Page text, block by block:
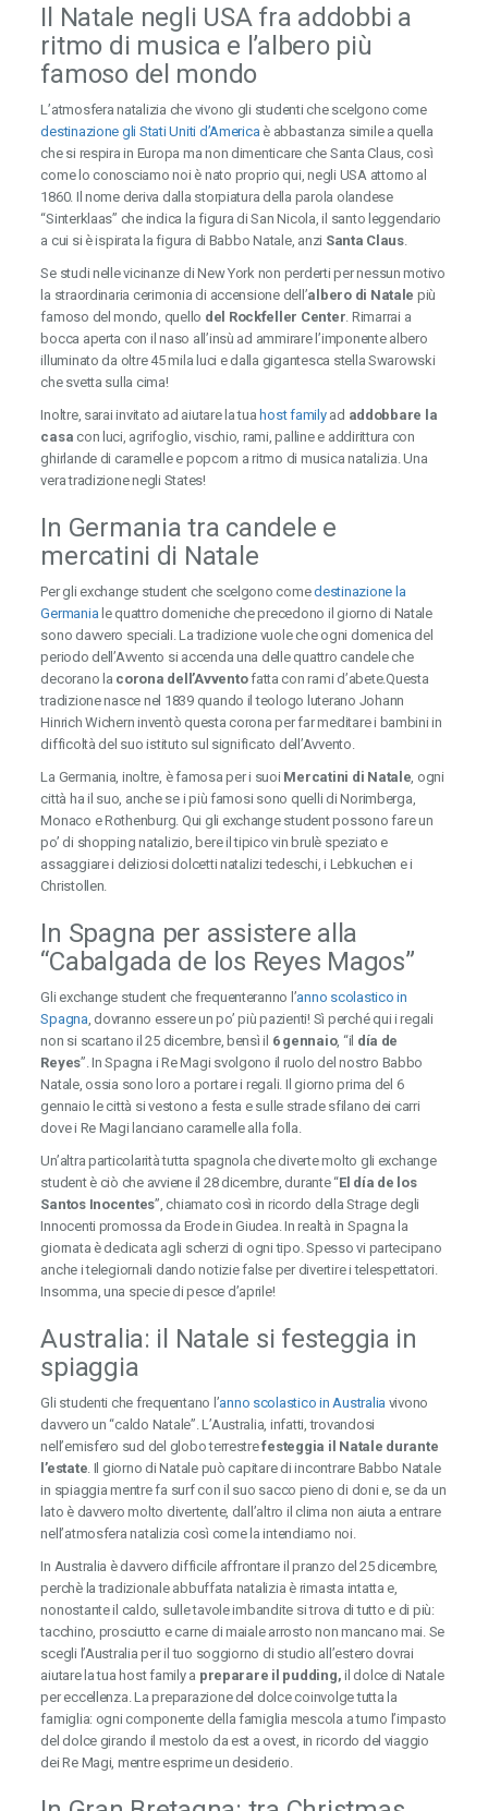
Il Natale negli USA fra addobbi a
ritmo di musica e l’albero più
famoso del mondo
L’atmosfera natalizia che vivono gli studenti che scelgono come
destinazione gli Stati Uniti d’America è abbastanza simile a quella
che si respira in Europa ma non dimenticare che Santa Claus, così
come lo conosciamo noi è nato proprio qui, negli USA attorno al
1860. Il nome deriva dalla storpiatura della parola olandese
“Sinterklaas” che indica la figura di San Nicola, il santo leggendario
a cui si è ispirata la figura di Babbo Natale, anzi Santa Claus.
Se studi nelle vicinanze di New York non perderti per nessun motivo
la straordinaria cerimonia di accensione dell’albero di Natale più
famoso del mondo, quello del Rockfeller Center . Rimarrai a
bocca aperta con il naso all’insù ad ammirare l’imponente albero
illuminato da oltre 45 mila luci e dalla gigantesca stella Swarowski
che svetta sulla cima!
Inoltre, sarai invitato ad aiutare la tua host familyad addobbare la
casacon luci, agrifoglio, vischio, rami, palline e addirittura con
ghirlande di caramelle e popcorn a ritmo di musica natalizia. Una
vera tradizione negli States!
In Germania tra candele e
mercatini di Natale
Per gli exchange student che scelgono comedestinazione la
Germania le quattro domeniche che precedono il giorno di Natale
sono davvero speciali. La tradizione vuole che ogni domenica del
periodo dell’Avvento si accenda una delle quattro candele che
decorano la corona dell’Avventofatta con rami d’abete.Questa
tradizione nasce nel 1839 quando il teologo luterano Johann
Hinrich Wichern inventò questa corona per far meditare i bambini in
difficoltà del suo istituto sul significato dell’Avvento.
La Germania, inoltre, è famosa per i suoi Mercatini di Natale , ogni
città ha il suo, anche se i più famosi sono quelli di Norimberga,
Monaco e Rothenburg. Qui gli exchange student possono fare un
po’ di shopping natalizio, bere il tipico vin brulè speziato e
assaggiare i deliziosi dolcetti natalizi tedeschi, i Lebkuchen e i
Christollen.
In Spagna per assistere alla
“Cabalgada de los Reyes Magos”
Gli exchange student che frequenteranno l’anno scolastico in
Spagna , dovranno essere un po’ più pazienti! Sì perché qui i regali
non si scartano il 25 dicembre, bensì il 6 gennaio, “il día de
Reyes”. In Spagna i Re Magi svolgono il ruolo del nostro Babbo
Natale, ossia sono loro a portare i regali. Il giorno prima del 6
gennaio le città si vestono a festa e sulle strade sfilano dei carri
dove i Re Magi lanciano caramelle alla folla.
Un’altra particolarità tutta spagnola che diverte molto gli exchange
student è ciò che avviene il 28 dicembre, durante “El día de los
Santos Inocentes”, chiamato così in ricordo della Strage degli
Innocenti promossa da Erode in Giudea. In realtà in Spagna la
giornata è dedicata agli scherzi di ogni tipo. Spesso vi partecipano
anche i telegiornali dando notizie false per divertire i telespettatori.
Insomma, una specie di pesce d’aprile!
Australia: il Natale si festeggia in
spiaggia
Gli studenti che frequentano l’anno scolastico in Australia vivono
davvero un “caldo Natale”. L’Australia, infatti, trovandosi
nell’emisfero sud del globo terrestrefesteggia il Natale durante
l’estate . Il giorno di Natale può capitare di incontrare Babbo Natale
in spiaggia mentre fa surf con il suo sacco pieno di doni e, se da un
lato è davvero molto divertente, dall’altro il clima non aiuta a entrare
nell’atmosfera natalizia così come la intendiamo noi.
In Australia è davvero difficile affrontare il pranzo del 25 dicembre,
perchè la tradizionale abbuffata natalizia è rimasta intatta e,
nonostante il caldo, sulle tavole imbandite si trova di tutto e di più:
tacchino, prosciutto e carne di maiale arrosto non mancano mai. Se
scegli l’Australia per il tuo soggiorno di studio all’estero dovrai
aiutare la tua host family a preparare il pudding, il dolce di Natale
per eccellenza. La preparazione del dolce coinvolge tutta la
famiglia: ogni componente della famiglia mescola a turno l’impasto
del dolce girando il mestolo da est a ovest, in ricordo del viaggio
dei Re Magi, mentre esprime un desiderio.